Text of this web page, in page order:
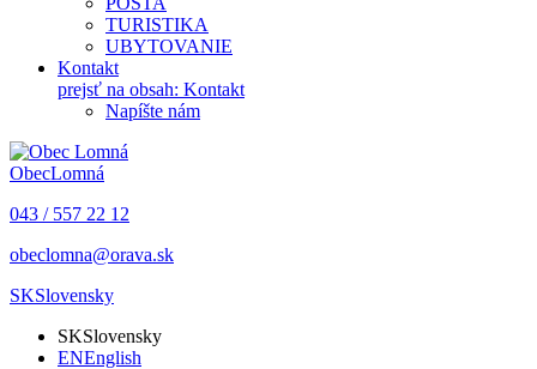
TURISTIKA
UBYTOVANIE
Kontakt
prejsť na obsah: Kontakt
Napíšte nám
ObecLomná
043 / 557 22 12
obeclomna@orava.sk
SKSlovensky
SKSlovensky
ENEnglish